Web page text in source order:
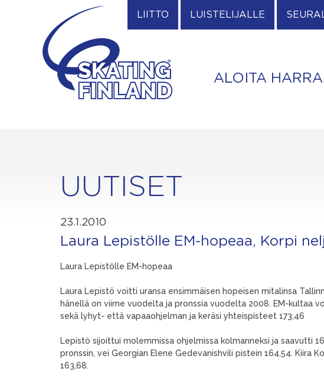
LIITTO LUISTELIJALLE
ALOITA
UUTISET
23.1.2010
Laura Lepistölle EM-hopeaa, Korpi
Laura Lepistölle EM-hopeaa
Laura Lepistö voitti uransa ensimmäisen hopeisen mitalinsa
hänellä on viime vuodelta ja pronssia vuodelta 2008. EM-kultaa
sekä lyhyt- että vapaaohjelman ja keräsi yhteispisteet 173,46
Lepistö sijoittui molemmissa ohjelmissa kolmanneksi ja saavutti
pronssin, vei Georgian Elene Gedevanishvili pistein 164,54. Kiira
163,68.